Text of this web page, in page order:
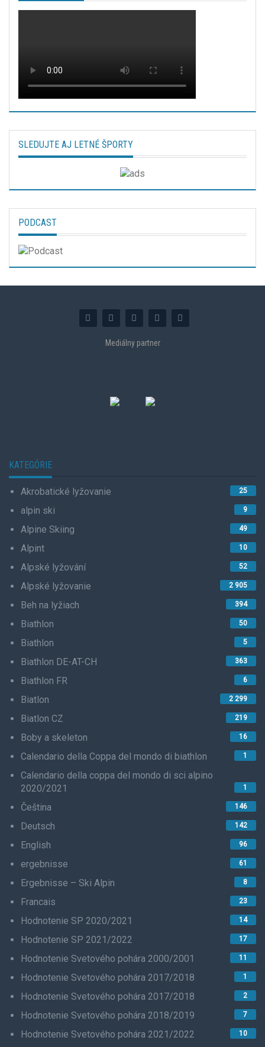
SLEDUJTE AJ LETNÉ ŠPORTY
PODCAST
Mediálny partner
KATEGÓRIE
Akrobatické lyžovanie 25
alpin ski 9
Alpine Skiing 49
Alpint 10
Alpské lyžování 52
Alpské lyžovanie 2 905
Beh na lyžiach 394
Biathlon 50
Biathlon 5
Biathlon DE-AT-CH 363
Biathlon FR 6
Biatlon 2 299
Biatlon CZ 219
Boby a skeleton 16
Calendario della Coppa del mondo di biathlon 1
Calendario della coppa del mondo di sci alpino
2020/2021
1
Čeština 146
Deutsch 142
English 96
ergebnisse 61
Ergebnisse – Ski Alpin 8
Francais 23
Hodnotenie SP 2020/2021 14
Hodnotenie SP 2021/2022 17
Hodnotenie Svetového pohára 2000/2001 11
Hodnotenie Svetového pohára 2017/2018 1
Hodnotenie Svetového pohára 2017/2018 2
Hodnotenie Svetového pohára 2018/2019 7
Hodnotenie Svetového pohára 2021/2022 10